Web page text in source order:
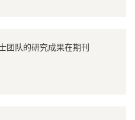
团队的研究成果在期刊